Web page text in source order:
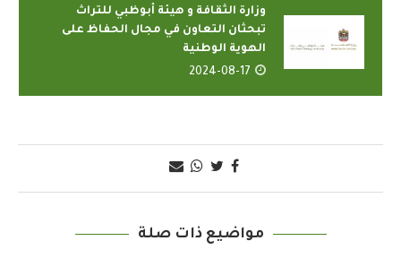
وزارة الثقافة و هيئة أبوظبي للتراث
تبحثان التعاون في مجال الحفاظ على
الهوية الوطنية
2024-08-17
مواضيع ذات صلة